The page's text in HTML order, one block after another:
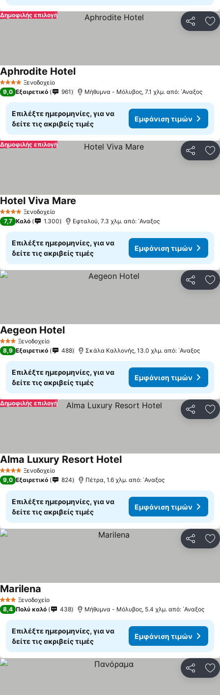
Δημοφιλής επιλογή
4 ΑστέριαΞενοδοχείο
Aphrodite HotelΕμφάνιση τιμών
9,0 Εξαιρετικό 961 Μήθυμνα - Μόλυβος, 7.1 χλμ. από: ΄Αναξος
Επιλέξτε ημερομηνίες, για να
δείτε τις ακριβείς τιμές
Εμφάνιση τιμών
Δημοφιλής επιλογή
4 ΑστέριαΞενοδοχείο
Hotel Viva Mare
7,7 Καλό 1.300 Εφταλού, 7.3 χλμ. από: ΄Αναξος
Επιλέξτε ημερομηνίες, για να
δείτε τις ακριβείς τιμές
Εμφάνιση τιμών
3 ΑστέριαΞενοδοχείο
Aegeon HotelΕμφάνιση τιμών
8,9 Εξαιρετικό 488 Σκάλα Καλλονής, 13.0 χλμ. από: ΄Αναξος
Επιλέξτε ημερομηνίες, για να
δείτε τις ακριβείς τιμές
Εμφάνιση τιμών
Δημοφιλής επιλογή
4 ΑστέριαΞενοδοχείο
Alma Luxury Resort HotelΕμφάνιση τιμών
9,0 Εξαιρετικό 824 Πέτρα, 1.6 χλμ. από: ΄Αναξος
Επιλέξτε ημερομηνίες, για να
δείτε τις ακριβείς τιμές
Εμφάνιση τιμών
3 ΑστέριαΞενοδοχείο
Marilena
8,4 Πολύ καλό 438 Μήθυμνα - Μόλυβος, 5.4 χλμ. από: ΄Αναξος
Επιλέξτε ημερομηνίες, για να
δείτε τις ακριβείς τιμές
Εμφάνιση τιμών